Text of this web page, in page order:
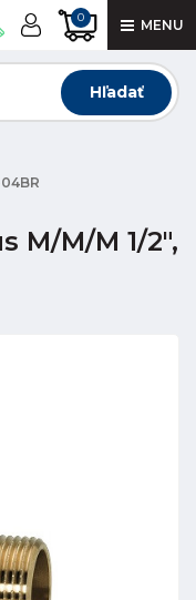
0 MENU
Hľadať
M/M/M 1/2",